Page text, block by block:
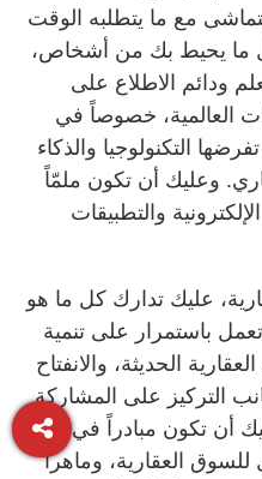
مع ما يتطلبه الوقت
ما يحيط بك من أشخاص،
ودائم الاطلاع على
العالمية، خصوصاً في
التكنولوجيا والذكاء
وعليك أن تكون ملمّاً
والتطبيقات
عليك تدارك كل ما هو
باستمرار على تنمية
الحديثة، والانفتاح
التركيز على المشاركة
أن تكون مبادراً في تبنّي
العقارية، وماهراً